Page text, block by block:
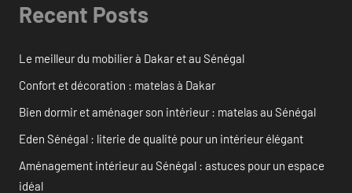
Recent Posts
Le meilleur du mobilier à Dakar et au Sénégal
Confort et décoration : matelas à Dakar
Bien dormir et aménager son intérieur : matelas au Sénégal
Eden Sénégal : literie de qualité pour un intérieur élégant
Aménagement intérieur au Sénégal : astuces pour un espace
idéal